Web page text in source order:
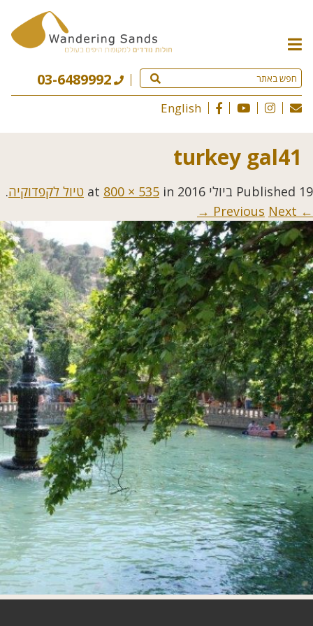
תפריט
האתר
03-6489992
English
turkey gal41
Published 19 ביולי 2016 800 × 535 in טיול לקפדוקיה.
← Previous
Next →